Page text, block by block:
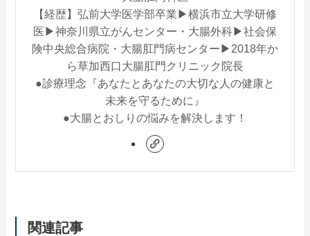
【経歴】弘前大学医学部卒業▶︎横浜市立大学研修
医▶︎神奈川県立がんセンター・大腸外科▶︎社会保
険中央総合病院・大腸肛門病センター▶︎2018年か
ら草加西口大腸肛門クリニック院長
●診療理念『あなたとあなたの大切な人の健康と
未来を守るために』
●大腸とおしりの悩みを解決します！
関連記事